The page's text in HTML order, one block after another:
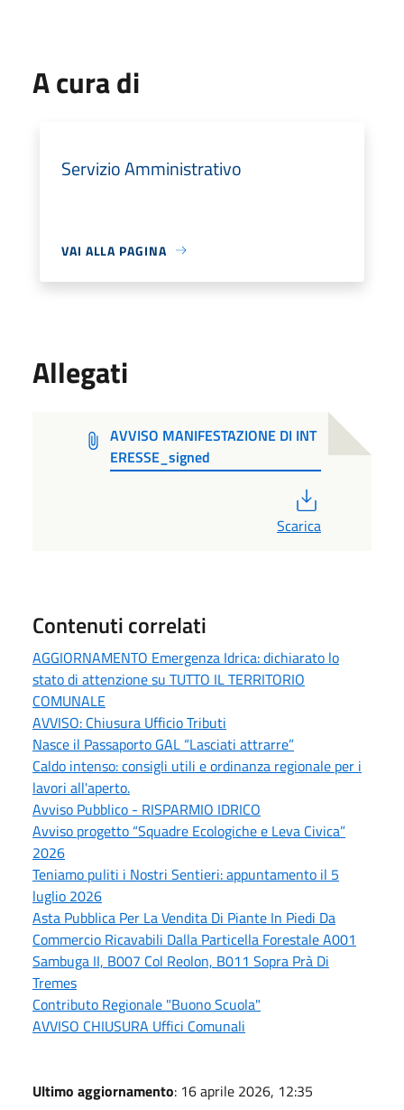
A cura di
Servizio Amministrativo
VAI ALLA PAGINA
Allegati
AVVISO MANIFESTAZIONE DI INT
ERESSE_signed
Scarica
Contenuti correlati
AGGIORNAMENTO Emergenza Idrica: dichiarato lo
stato di attenzione su TUTTO IL TERRITORIO
COMUNALE
AVVISO: Chiusura Ufficio Tributi
Nasce il Passaporto GAL “Lasciati attrarre”
Caldo intenso: consigli utili e ordinanza regionale per i
lavori all'aperto.
Avviso Pubblico - RISPARMIO IDRICO
Avviso progetto “Squadre Ecologiche e Leva Civica”
2026
Teniamo puliti i Nostri Sentieri: appuntamento il 5
luglio 2026
Asta Pubblica Per La Vendita Di Piante In Piedi Da
Commercio Ricavabili Dalla Particella Forestale A001
Sambuga II, B007 Col Reolon, B011 Sopra Prà Di
Tremes
Contributo Regionale "Buono Scuola"
AVVISO CHIUSURA Uffici Comunali
Ultimo aggiornamento: 16 aprile 2026, 12:35